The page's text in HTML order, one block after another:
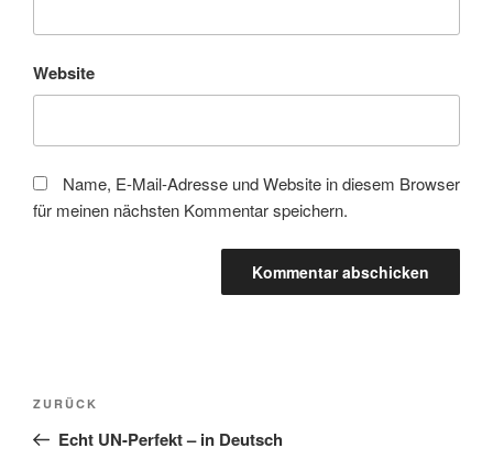
Website
Name, E-Mail-Adresse und Website in diesem Browser
für meinen nächsten Kommentar speichern.
Beitragsnavigation
Vorheriger
Beitrag
ZURÜCK
Echt UN-Perfekt – in Deutsch